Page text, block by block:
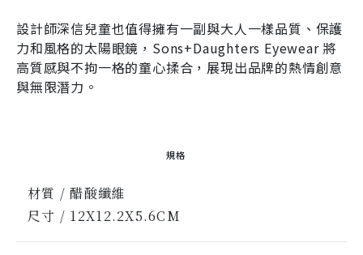
設計師深信兒童也值得擁有一副與大人一樣品質、保護
力和風格的太陽眼鏡，Sons+Daughters Eyewear 將
高質感與不拘一格的童心揉合，展現出品牌的熱情創意
與無限潛力。
規格
材質 / 醋酸纖維
尺寸 / 12X12.2X5.6CM